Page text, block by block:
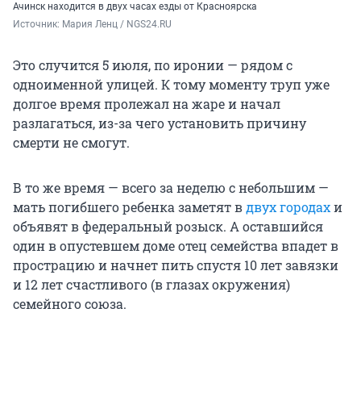
Ачинск находится в двух часах езды от Красноярска
Источник: Мария Ленц / NGS24.RU
Это случится 5 июля, по иронии — рядом с
одноименной улицей. К тому моменту труп уже
долгое время пролежал на жаре и начал
разлагаться, из-за чего установить причину
смерти не смогут.
В то же время — всего за неделю с небольшим —
мать погибшего ребенка заметят вдвух городахи
объявят в федеральный розыск. А оставшийся
один в опустевшем доме отец семейства впадет в
прострацию и начнет пить спустя 10 лет завязки
и 12 лет счастливого (в глазах окружения)
семейного союза.